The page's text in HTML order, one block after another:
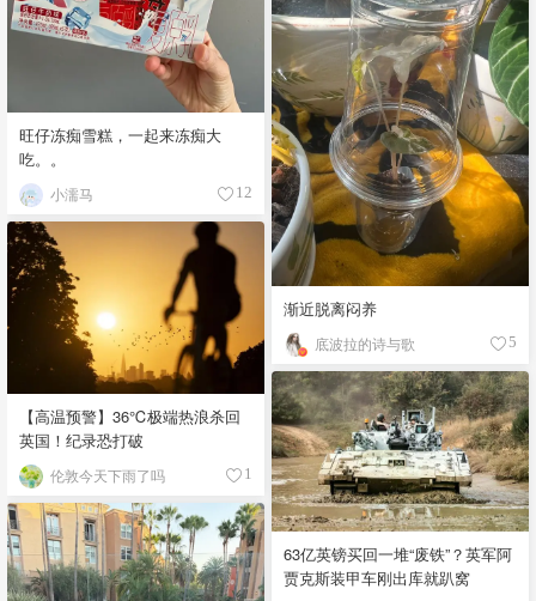
旺仔冻痴雪糕，一起来冻痴大
吃。。
小濡马 12
渐近脱离闷养
底波拉的诗与歌 5
【高温预警】36℃极端热浪杀回
英国！纪录恐打破
伦敦今天下雨了吗 1
63亿英镑买回一堆“废铁”？英军阿
贾克斯装甲车刚出库就趴窝